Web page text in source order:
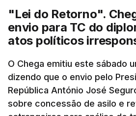
"Lei do Retorno".
envio para TC do
atos políticos
O Chega emitiu este sábado
dizendo que o envio pelo
República António José
sobre concessão de asilo e